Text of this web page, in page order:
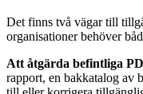
Det finns två vägar till
organisationer behöver
Att åtgärda befintliga
rapport, en bakkatalog av